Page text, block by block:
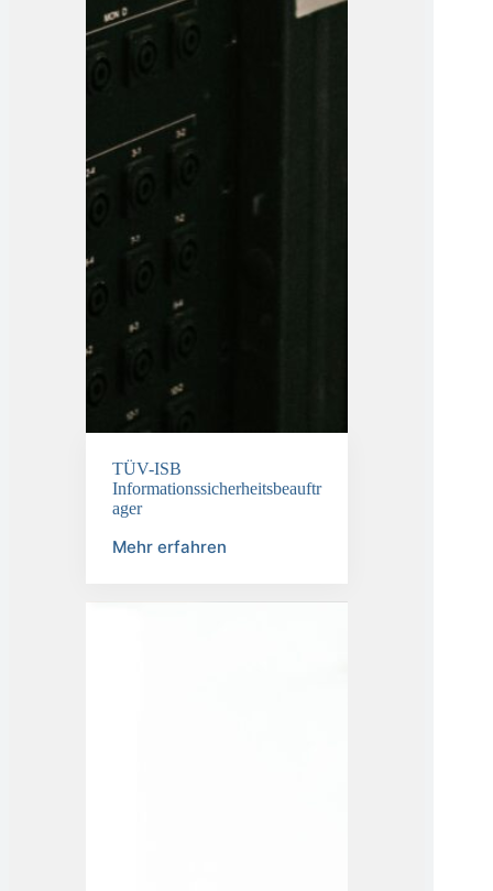
TÜV-ISB
Informationssicherheitsbeauftr